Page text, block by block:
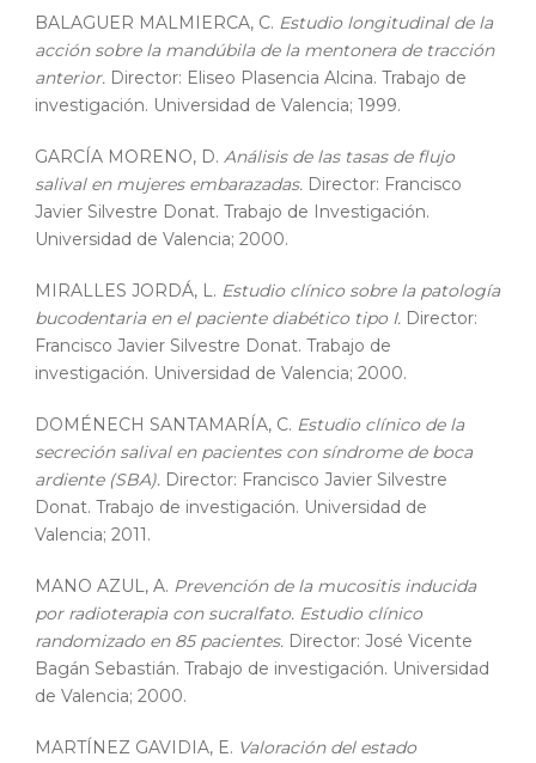
BALAGUER MALMIERCA, C. Estudio longitudinal de la
acción sobre la mandúbila de la mentonera de tracción
anterior. Director: Eliseo Plasencia Alcina. Trabajo de
investigación. Universidad de Valencia; 1999.
GARCÍA MORENO, D. Análisis de las tasas de flujo
salival en mujeres embarazadas. Director: Francisco
Javier Silvestre Donat. Trabajo de Investigación.
Universidad de Valencia; 2000.
MIRALLES JORDÁ, L. Estudio clínico sobre la patología
bucodentaria en el paciente diabético tipo I. Director:
Francisco Javier Silvestre Donat. Trabajo de
investigación. Universidad de Valencia; 2000.
DOMÉNECH SANTAMARÍA, C. Estudio clínico de la
secreción salival en pacientes con síndrome de boca
ardiente (SBA). Director: Francisco Javier Silvestre
Donat. Trabajo de investigación. Universidad de
Valencia; 2011.
MANO AZUL, A. Prevención de la mucositis inducida
por radioterapia con sucralfato. Estudio clínico
randomizado en 85 pacientes. Director: José Vicente
Bagán Sebastián. Trabajo de investigación. Universidad
de Valencia; 2000.
MARTÍNEZ GAVIDIA, E. Valoración del estado